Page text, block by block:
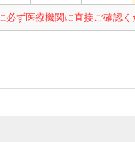
ず医療機関に直接ご確認く